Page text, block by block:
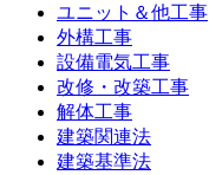
ユニット＆他工事
外構工事
設備電気工事
改修・改築工事
解体工事
建築関連法
建築基準法